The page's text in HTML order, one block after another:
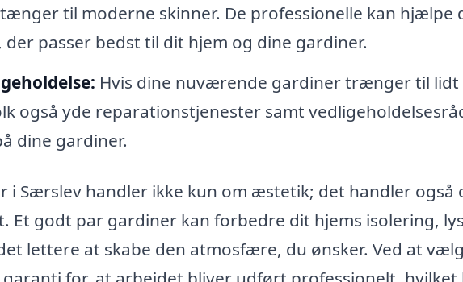
til moderne skinner. De professionelle kan hjælpe
passer bedst til dit hjem og dine gardiner.
Hvis dine nuværende gardiner trænger til lidt
også yde reparationstjenester samt
dine gardiner.
Særslev handler ikke kun om æstetik; det handler også
Et godt par gardiner kan forbedre dit hjems isolering,
lettere at skabe den atmosfære, du ønsker. Ved at